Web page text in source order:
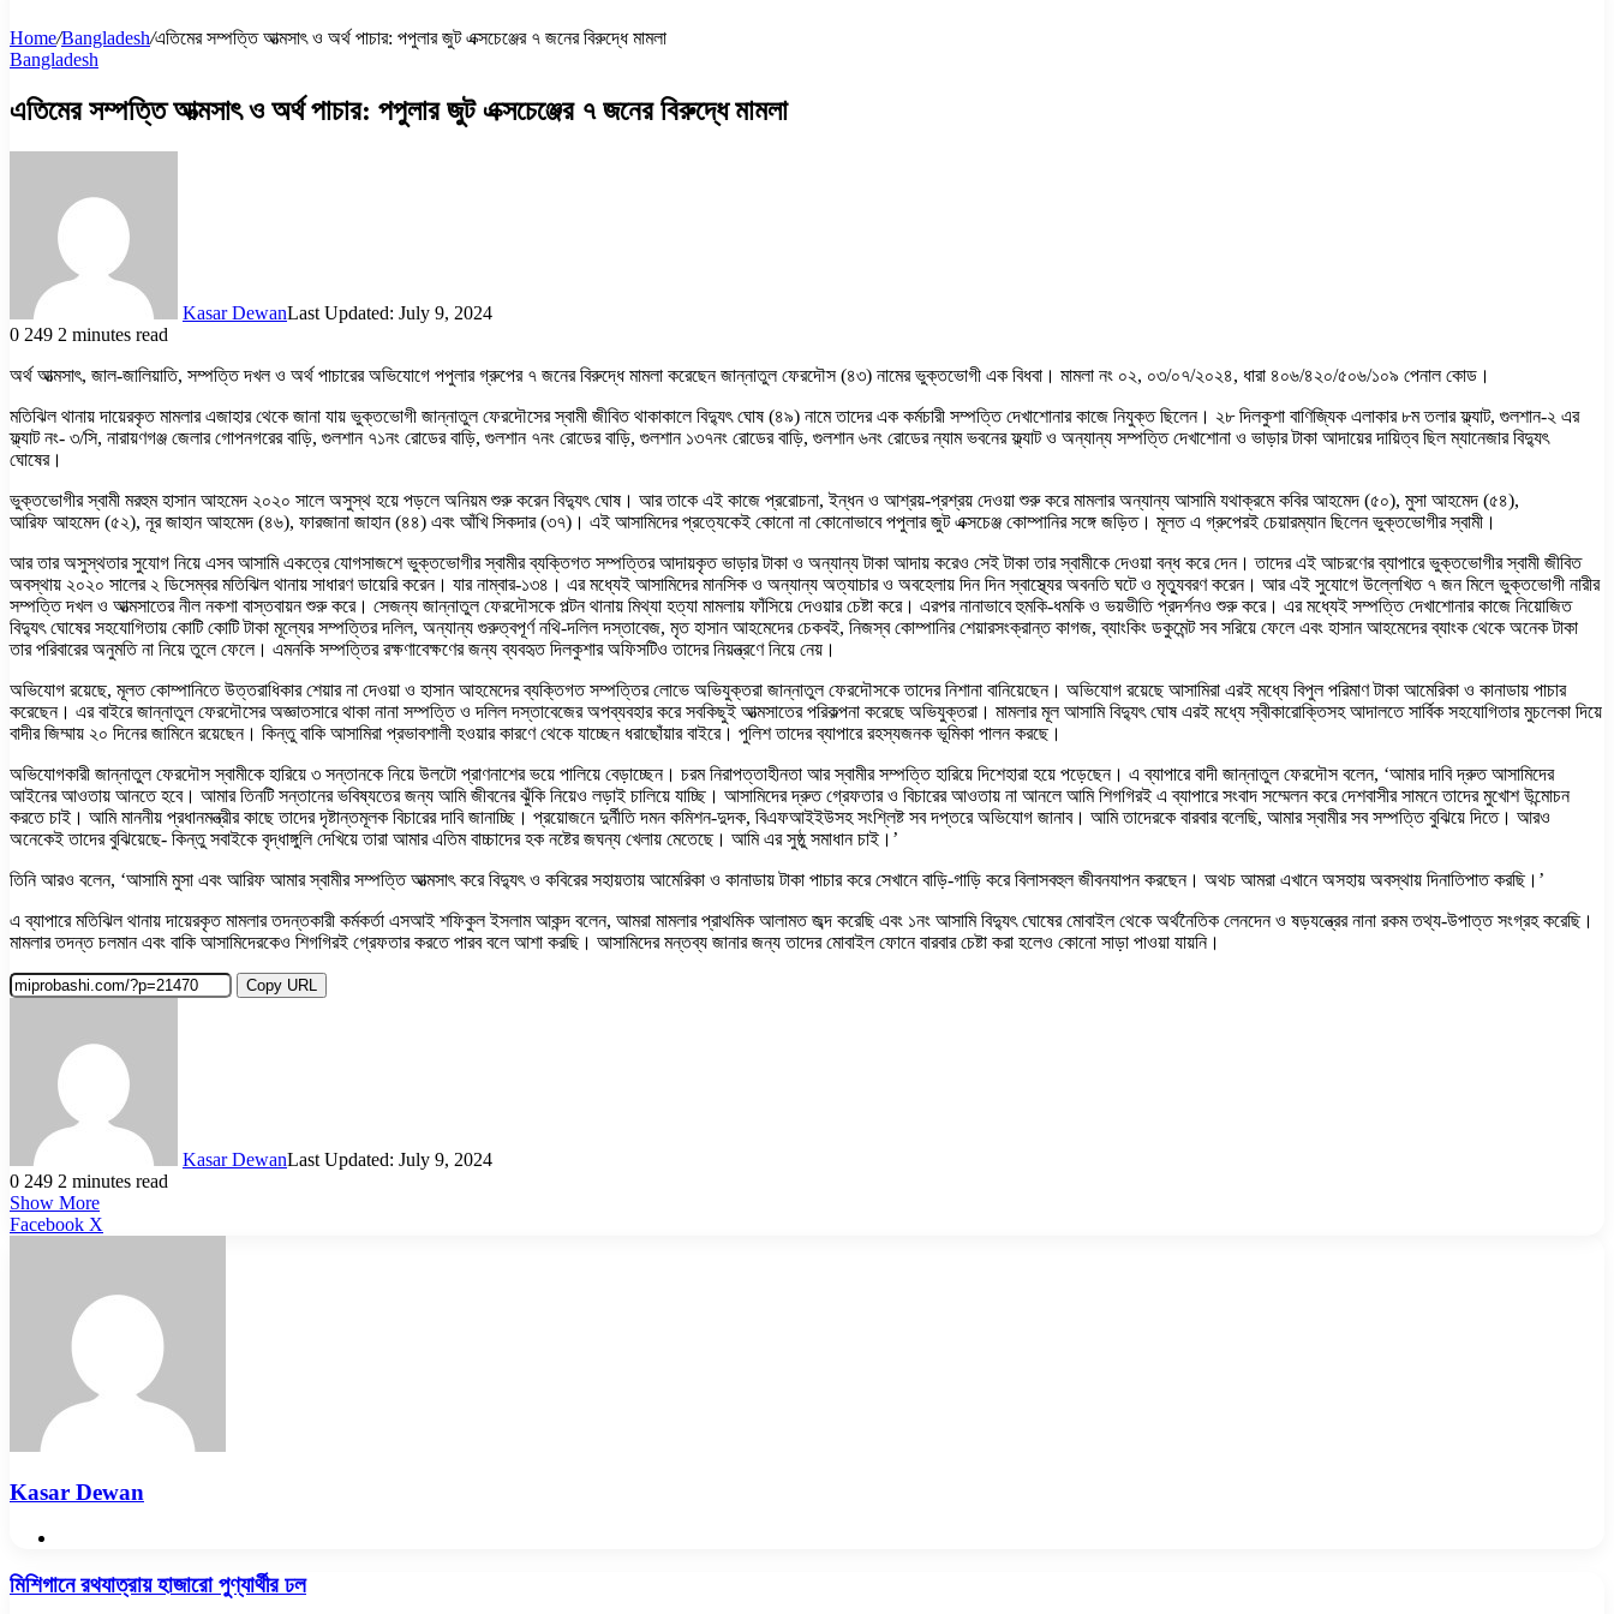
Home/Bangladesh/এতিমের সম্পত্তি আত্মসাৎ ও অর্থ পাচার: পপুলার জুট এক্সচেঞ্জের ৭ জনের বিরুদ্ধে মামলা
Bangladesh
এতিমের সম্পত্তি আত্মসাৎ ও অর্থ পাচার: পপুলার জুট এক্সচেঞ্জের ৭ জনের বিরুদ্ধে মামলা
Kasar DewanLast Updated: July 9, 2024
0 249 2 minutes read
অর্থ আত্মসাৎ, জাল-জালিয়াতি, সম্পত্তি দখল ও অর্থ পাচারের অভিযোগে পপুলার গ্রুপের ৭ জনের বিরুদ্ধে মামলা করেছেন জান্নাতুল ফেরদৌস (৪৩) নামের ভুক্তভোগী এক বিধবা। মামলা নং ০২, ০৩/০৭/২০২৪, ধারা ৪০৬/৪২০/৫০৬/১০৯ পেনাল কোড।
মতিঝিল থানায় দায়েরকৃত মামলার এজাহার থেকে জানা যায় ভুক্তভোগী জান্নাতুল ফেরদৌসের স্বামী জীবিত থাকাকালে বিদ্যুৎ ঘোষ (৪৯) নামে তাদের এক কর্মচারী সম্পত্তি দেখাশোনার কাজে নিযুক্ত ছিলেন। ২৮ দিলকুশা বাণিজ্যিক এলাকার ৮ম তলার ফ্ল্যাট, গুলশান-২ এর
ফ্ল্যাট নং- ৩/সি, নারায়ণগঞ্জ জেলার গোপনগরের বাড়ি, গুলশান ৭১নং রোডের বাড়ি, গুলশান ৭নং রোডের বাড়ি, গুলশান ১৩৭নং রোডের বাড়ি, গুলশান ৬নং রোডের ন্যাম ভবনের ফ্ল্যাট ও অন্যান্য সম্পত্তি দেখাশোনা ও ভাড়ার টাকা আদায়ের দায়িত্ব ছিল ম্যানেজার বিদ্যুৎ
ঘোষের।
ভুক্তভোগীর স্বামী মরহুম হাসান আহমেদ ২০২০ সালে অসুস্থ হয়ে পড়লে অনিয়ম শুরু করেন বিদ্যুৎ ঘোষ। আর তাকে এই কাজে প্ররোচনা, ইন্ধন ও আশ্রয়-প্রশ্রয় দেওয়া শুরু করে মামলার অন্যান্য আসামি যথাক্রমে কবির আহমেদ (৫০), মুসা আহমেদ (৫৪),
আরিফ আহমেদ (৫২), নূর জাহান আহমেদ (৪৬), ফারজানা জাহান (৪৪) এবং আঁখি সিকদার (৩৭)। এই আসামিদের প্রত্যেকেই কোনো না কোনোভাবে পপুলার জুট এক্সচেঞ্জ কোম্পানির সঙ্গে জড়িত। মূলত এ গ্রুপেরই চেয়ারম্যান ছিলেন ভুক্তভোগীর স্বামী।
আর তার অসুস্থতার সুযোগ নিয়ে এসব আসামি একত্রে যোগসাজশে ভুক্তভোগীর স্বামীর ব্যক্তিগত সম্পত্তির আদায়কৃত ভাড়ার টাকা ও অন্যান্য টাকা আদায় করেও সেই টাকা তার স্বামীকে দেওয়া বন্ধ করে দেন। তাদের এই আচরণের ব্যাপারে ভুক্তভোগীর স্বামী জীবিত
অবস্থায় ২০২০ সালের ২ ডিসেম্বর মতিঝিল থানায় সাধারণ ডায়েরি করেন। যার নাম্বার-১৩৪। এর মধ্যেই আসামিদের মানসিক ও অন্যান্য অত্যাচার ও অবহেলায় দিন দিন স্বাস্থ্যের অবনতি ঘটে ও মৃত্যুবরণ করেন। আর এই সুযোগে উল্লেখিত ৭ জন মিলে ভুক্তভোগী নারীর
সম্পত্তি দখল ও আত্মসাতের নীল নকশা বাস্তবায়ন শুরু করে। সেজন্য জান্নাতুল ফেরদৌসকে পল্টন থানায় মিথ্যা হত্যা মামলায় ফাঁসিয়ে দেওয়ার চেষ্টা করে। এরপর নানাভাবে হুমকি-ধমকি ও ভয়ভীতি প্রদর্শনও শুরু করে। এর মধ্যেই সম্পত্তি দেখাশোনার কাজে নিয়োজিত
বিদ্যুৎ ঘোষের সহযোগিতায় কোটি কোটি টাকা মূল্যের সম্পত্তির দলিল, অন্যান্য গুরুত্বপূর্ণ নথি-দলিল দস্তাবেজ, মৃত হাসান আহমেদের চেকবই, নিজস্ব কোম্পানির শেয়ারসংক্রান্ত কাগজ, ব্যাংকিং ডকুমেন্ট সব সরিয়ে ফেলে এবং হাসান আহমেদের ব্যাংক থেকে অনেক টাকা
তার পরিবারের অনুমতি না নিয়ে তুলে ফেলে। এমনকি সম্পত্তির রক্ষণাবেক্ষণের জন্য ব্যবহৃত দিলকুশার অফিসটিও তাদের নিয়ন্ত্রণে নিয়ে নেয়।
অভিযোগ রয়েছে, মূলত কোম্পানিতে উত্তরাধিকার শেয়ার না দেওয়া ও হাসান আহমেদের ব্যক্তিগত সম্পত্তির লোভে অভিযুক্তরা জান্নাতুল ফেরদৌসকে তাদের নিশানা বানিয়েছেন। অভিযোগ রয়েছে আসামিরা এরই মধ্যে বিপুল পরিমাণ টাকা আমেরিকা ও কানাডায় পাচার
করেছেন। এর বাইরে জান্নাতুল ফেরদৌসের অজ্ঞাতসারে থাকা নানা সম্পত্তি ও দলিল দস্তাবেজের অপব্যবহার করে সবকিছুই আত্মসাতের পরিকল্পনা করেছে অভিযুক্তরা। মামলার মূল আসামি বিদ্যুৎ ঘোষ এরই মধ্যে স্বীকারোক্তিসহ আদালতে সার্বিক সহযোগিতার মুচলেকা দিয়ে
বাদীর জিম্মায় ২০ দিনের জামিনে রয়েছেন। কিন্তু বাকি আসামিরা প্রভাবশালী হওয়ার কারণে থেকে যাচ্ছেন ধরাছোঁয়ার বাইরে। পুলিশ তাদের ব্যাপারে রহস্যজনক ভূমিকা পালন করছে।
অভিযোগকারী জান্নাতুল ফেরদৌস স্বামীকে হারিয়ে ৩ সন্তানকে নিয়ে উলটো প্রাণনাশের ভয়ে পালিয়ে বেড়াচ্ছেন। চরম নিরাপত্তাহীনতা আর স্বামীর সম্পত্তি হারিয়ে দিশেহারা হয়ে পড়েছেন। এ ব্যাপারে বাদী জান্নাতুল ফেরদৌস বলেন, ‘আমার দাবি দ্রুত আসামিদের
আইনের আওতায় আনতে হবে। আমার তিনটি সন্তানের ভবিষ্যতের জন্য আমি জীবনের ঝুঁকি নিয়েও লড়াই চালিয়ে যাচ্ছি। আসামিদের দ্রুত গ্রেফতার ও বিচারের আওতায় না আনলে আমি শিগগিরই এ ব্যাপারে সংবাদ সম্মেলন করে দেশবাসীর সামনে তাদের মুখোশ উন্মোচন
করতে চাই। আমি মাননীয় প্রধানমন্ত্রীর কাছে তাদের দৃষ্টান্তমূলক বিচারের দাবি জানাচ্ছি। প্রয়োজনে দুর্নীতি দমন কমিশন-দুদক, বিএফআইইউসহ সংশ্লিষ্ট সব দপ্তরে অভিযোগ জানাব। আমি তাদেরকে বারবার বলেছি, আমার স্বামীর সব সম্পত্তি বুঝিয়ে দিতে। আরও
অনেকেই তাদের বুঝিয়েছে- কিন্তু সবাইকে বৃদ্ধাঙ্গুলি দেখিয়ে তারা আমার এতিম বাচ্চাদের হক নষ্টের জঘন্য খেলায় মেতেছে। আমি এর সুষ্ঠু সমাধান চাই।’
তিনি আরও বলেন, ‘আসামি মুসা এবং আরিফ আমার স্বামীর সম্পত্তি আত্মসাৎ করে বিদ্যুৎ ও কবিরের সহায়তায় আমেরিকা ও কানাডায় টাকা পাচার করে সেখানে বাড়ি-গাড়ি করে বিলাসবহুল জীবনযাপন করছেন। অথচ আমরা এখানে অসহায় অবস্থায় দিনাতিপাত করছি।’
এ ব্যাপারে মতিঝিল থানায় দায়েরকৃত মামলার তদন্তকারী কর্মকর্তা এসআই শফিকুল ইসলাম আকন্দ বলেন, আমরা মামলার প্রাথমিক আলামত জব্দ করেছি এবং ১নং আসামি বিদ্যুৎ ঘোষের মোবাইল থেকে অর্থনৈতিক লেনদেন ও ষড়যন্ত্রের নানা রকম তথ্য-উপাত্ত সংগ্রহ করেছি।
মামলার তদন্ত চলমান এবং বাকি আসামিদেরকেও শিগগিরই গ্রেফতার করতে পারব বলে আশা করছি। আসামিদের মন্তব্য জানার জন্য তাদের মোবাইল ফোনে বারবার চেষ্টা করা হলেও কোনো সাড়া পাওয়া যায়নি।
Copy URL
Kasar DewanLast Updated: July 9, 2024
0 249 2 minutes read
Show More
Facebook X
Kasar Dewan
মিশিগানে
মিশিগানে রথযাত্রায় হাজারো পুণ্যার্থীর ঢল